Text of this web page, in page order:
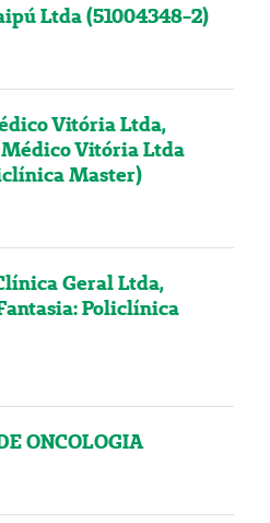
Ltda (51004348-2)
Vitória Ltda,
Vitória Ltda
Master)
Geral Ltda,
Policlínica
ONCOLOGIA